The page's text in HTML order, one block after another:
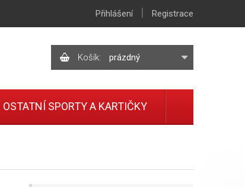
Přihlášení | Registrace
Košík: prázdný
OSTATNÍ SPORTY A KARTIČKY